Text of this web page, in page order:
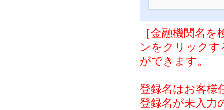
［金融機関名
ンをクリックす
ができます。
登録名はお客様
登録名が未入力